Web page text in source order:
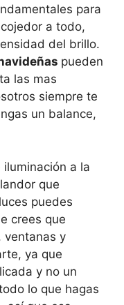
para
a todo,
del brillo.
pueden
las mas
siempre te
un balance,
a la
que
puedes
crees que
ventanas y
ya que
y no un
lo que hagas